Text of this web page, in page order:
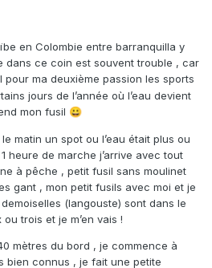
en Colombie entre barranquilla y
dans ce coin est souvent trouble , car
pour ma deuxième passion les sports
jours de l’année où l’eau devient
mon fusil 😀
matin un spot ou l’eau était plus ou
heure de marche j’arrive avec tout
à pêche , petit fusil sans moulinet
gant , mon petit fusils avec moi et je
(langouste) sont dans le
trois et je m’en vais !
mètres du bord , je commence à
bien connus , je fait une petite